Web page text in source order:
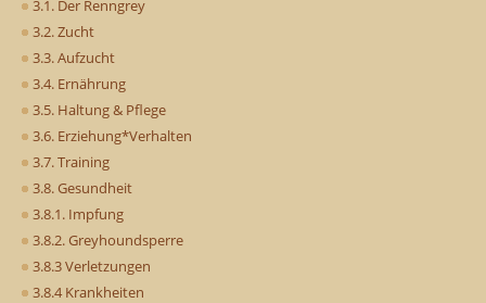
3.1. Der Renngrey
3.2. Zucht
3.3. Aufzucht
3.4. Ernährung
3.5. Haltung & Pflege
3.6. Erziehung*Verhalten
3.7. Training
3.8. Gesundheit
3.8.1. Impfung
3.8.2. Greyhoundsperre
3.8.3 Verletzungen
3.8.4 Krankheiten